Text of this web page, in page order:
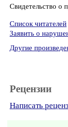
Свидетельство о
Список читателей
Заявить о
Другие
Рецензии
Написать